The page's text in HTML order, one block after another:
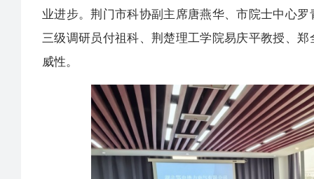
业进步。荆门市科协副主席唐燕华、市院士中心
三级调研员付祖科、荆楚理工学院易庆平教授、
威性。